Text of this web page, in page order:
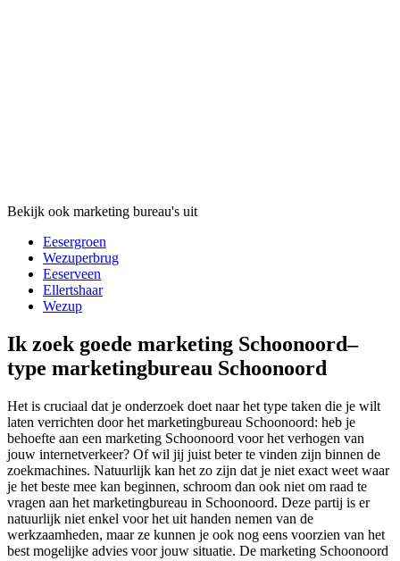
Bekijk ook marketing bureau's uit
Eesergroen
Wezuperbrug
Eeserveen
Ellertshaar
Wezup
Ik zoek goede marketing Schoonoord–
type marketingbureau Schoonoord
Het is cruciaal dat je onderzoek doet naar het type taken die je wilt
laten verrichten door het marketingbureau Schoonoord: heb je
behoefte aan een marketing Schoonoord voor het verhogen van
jouw internetverkeer? Of wil jij juist beter te vinden zijn binnen de
zoekmachines. Natuurlijk kan het zo zijn dat je niet exact weet waar
je het beste mee kan beginnen, schroom dan ook niet om raad te
vragen aan het marketingbureau in Schoonoord. Deze partij is er
natuurlijk niet enkel voor het uit handen nemen van de
werkzaamheden, maar ze kunnen je ook nog eens voorzien van het
best mogelijke advies voor jouw situatie. De marketing Schoonoord